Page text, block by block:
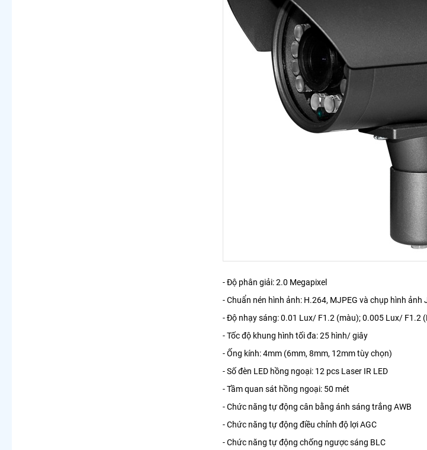
- Độ phân giải: 2.0 Megapixel
- Chuẩn nén hình ảnh: H.264, MJPEG và chụp hình ảnh
- Độ nhạy sáng: 0.01 Lux/ F1.2 (màu); 0.005 Lux/ F1.2
- Tốc độ khung hình tối đa: 25 hình/ giây
- Ống kính: 4mm (6mm, 8mm, 12mm tùy chọn)
- Số đèn LED hồng ngoại: 12 pcs Laser IR LED
- Tầm quan sát hồng ngoại: 50 mét
- Chức năng tự động cân bằng ánh sáng trắng AWB
- Chức năng tự động điều chỉnh độ lợi AGC
- Chức năng tự động chống ngược sáng BLC